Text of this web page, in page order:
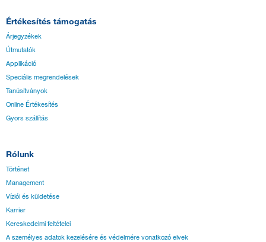
Értékesítés támogatás
Árjegyzékek
Útmutatók
Applikáció
Speciális megrendelések
Tanúsítványok
Online Értékesítés
Gyors szállítás
Rólunk
Történet
Management
Víziói és küldetése
Karrier
Kereskedelmi feltételei
A személyes adatok kezelésére és védelmére vonatkozó elvek